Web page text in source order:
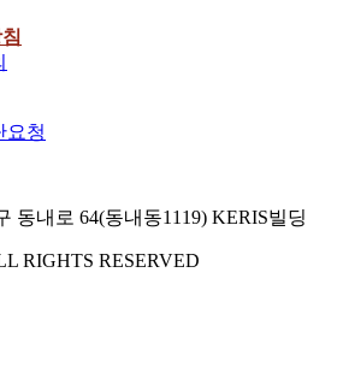
요청
동내로 64(동내동1119) KERIS빌딩
RIGHTS RESERVED